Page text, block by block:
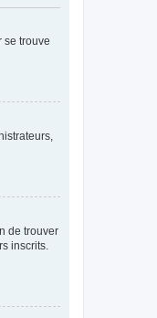
se trouve
de trouver
inscrits.